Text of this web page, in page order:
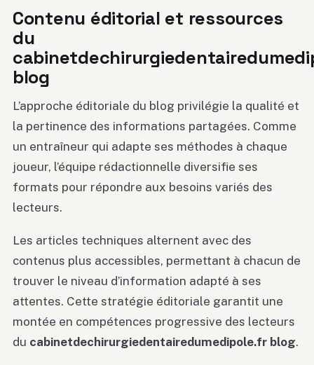
Contenu éditorial et ressources
du
blog
L’approche éditoriale du blog privilégie la qualité et
la pertinence des informations partagées. Comme
un entraîneur qui adapte ses méthodes à chaque
joueur, l’équipe rédactionnelle diversifie ses
formats pour répondre aux besoins variés des
lecteurs.
Les articles techniques alternent avec des
contenus plus accessibles, permettant à chacun de
trouver le niveau d’information adapté à ses
attentes. Cette stratégie éditoriale garantit une
montée en compétences progressive des lecteurs
du cabinetdechirurgiedentairedumedipole.fr blog.